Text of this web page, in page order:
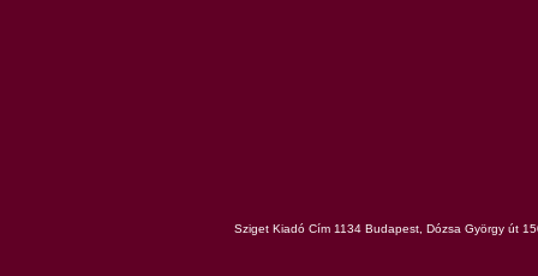
Sziget Kiadó Cím 1134 Budapest, Dózsa György út